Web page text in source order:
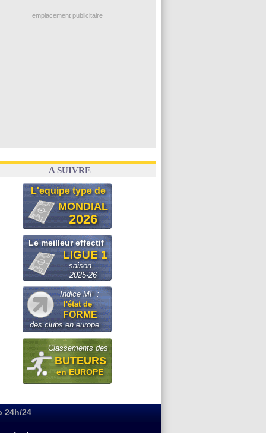
emplacement publicitaire
A SUIVRE
L'equipe type de
MONDIAL
2026
Le meilleur effectif
LIGUE 1
saison
2025-26
Indice MF :
l'état de
FORME
des clubs en europe
Classements des
BUTEURS
en EUROPE
24h/24